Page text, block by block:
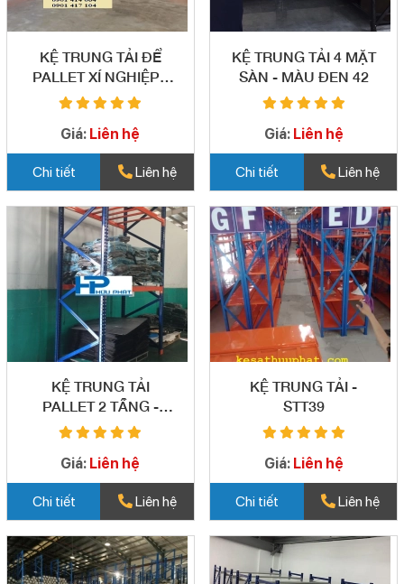
KỆ TRUNG TẢI ĐỂ
PALLET XÍ NGHIỆP -
CÔNG TY - STT 43 (
NINH)
Giá: Liên hệ
Chi tiết Liên hệ
KỆ TRUNG TẢI 4 MẶT
SÀN - MÀU ĐEN 42
Giá: Liên hệ
Chi tiết Liên hệ
KỆ TRUNG TẢI
PALLET 2 TẦNG -
STT41
Giá: Liên hệ
Chi tiết Liên hệ
KỆ TRUNG TẢI -
STT39
Giá: Liên hệ
Chi tiết Liên hệ